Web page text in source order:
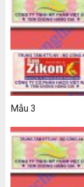
Mẫu 3